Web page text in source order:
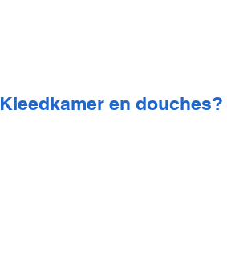
Kleedkamer en douches?